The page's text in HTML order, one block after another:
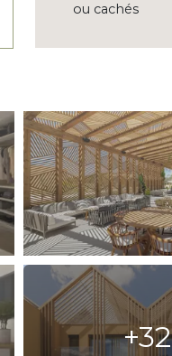
ou cachés
+32